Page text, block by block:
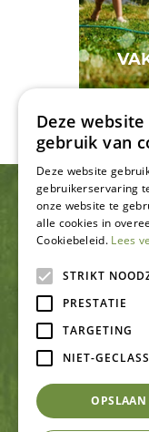
Deze
gebruik van
Deze website
gebruikerservaring
onze website te
alle cookies in
Cookiebeleid. Lees
STRIKT
PRESTATIE
TARGETING
NIET-
OPSLAAN